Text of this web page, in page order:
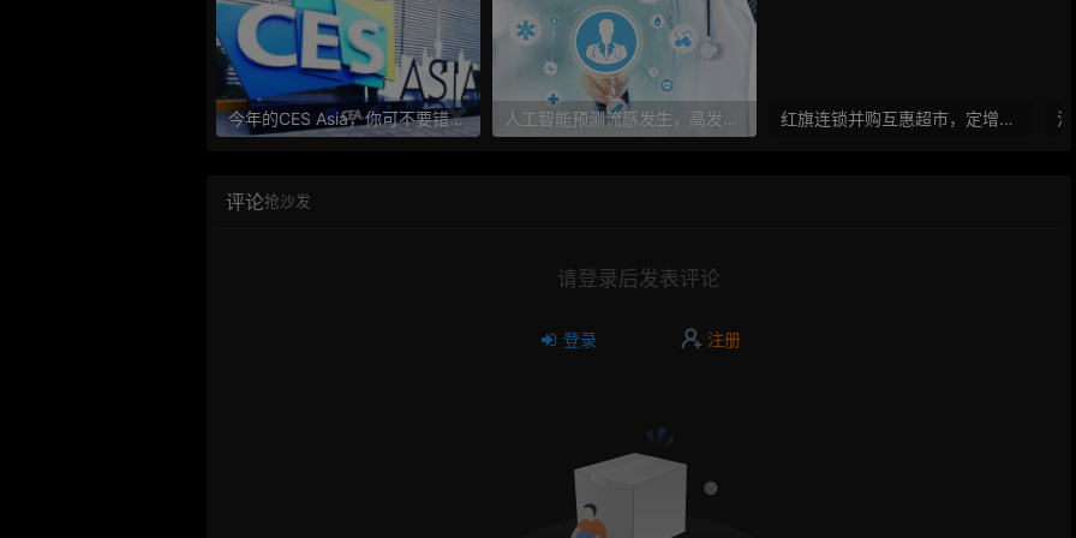
今年的CES Asia，你可不要错过这些自动驾驶看点 红旗连锁并购互惠超市，定增10亿大力布局O2O
评论抢沙发
请登录后发表评论
登录 注册